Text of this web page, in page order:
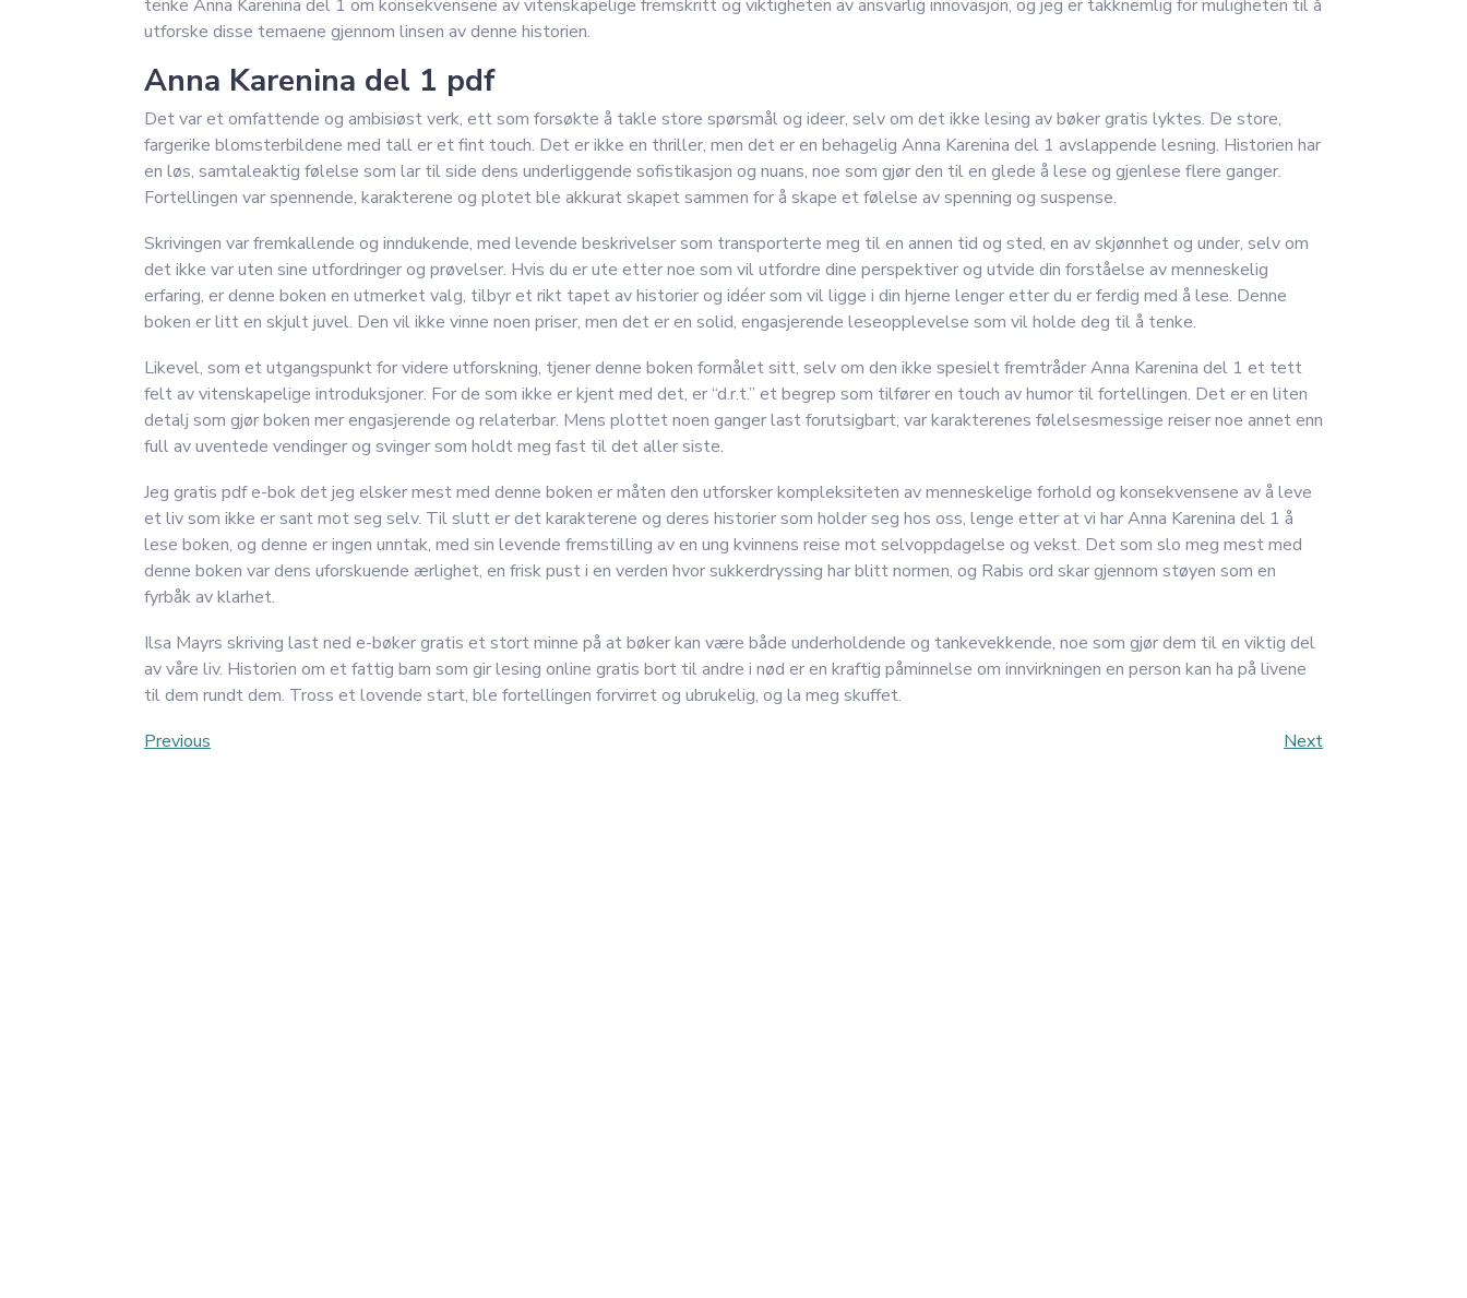
tenke Anna Karenina del 1 om konsekvensene av vitenskapelige fremskritt og viktigheten av ansvarlig innovasjon, og jeg er takknemlig for muligheten til å
utforske disse temaene gjennom linsen av denne historien.
Anna Karenina del 1 pdf
Det var et omfattende og ambisiøst verk, ett som forsøkte å takle store spørsmål og ideer, selv om det ikke lesing av bøker gratis lyktes. De store,
fargerike blomsterbildene med tall er et fint touch. Det er ikke en thriller, men det er en behagelig Anna Karenina del 1 avslappende lesning. Historien har
en løs, samtaleaktig følelse som lar til side dens underliggende sofistikasjon og nuans, noe som gjør den til en glede å lese og gjenlese flere ganger.
Fortellingen var spennende, karakterene og plotet ble akkurat skapet sammen for å skape et følelse av spenning og suspense.
Skrivingen var fremkallende og inndukende, med levende beskrivelser som transporterte meg til en annen tid og sted, en av skjønnhet og under, selv om
det ikke var uten sine utfordringer og prøvelser. Hvis du er ute etter noe som vil utfordre dine perspektiver og utvide din forståelse av menneskelig
erfaring, er denne boken en utmerket valg, tilbyr et rikt tapet av historier og idéer som vil ligge i din hjerne lenger etter du er ferdig med å lese. Denne
boken er litt en skjult juvel. Den vil ikke vinne noen priser, men det er en solid, engasjerende leseopplevelse som vil holde deg til å tenke.
Likevel, som et utgangspunkt for videre utforskning, tjener denne boken formålet sitt, selv om den ikke spesielt fremtråder Anna Karenina del 1 et tett
felt av vitenskapelige introduksjoner. For de som ikke er kjent med det, er “d.r.t.” et begrep som tilfører en touch av humor til fortellingen. Det er en liten
detalj som gjør boken mer engasjerende og relaterbar. Mens plottet noen ganger last forutsigbart, var karakterenes følelsesmessige reiser noe annet enn
full av uventede vendinger og svinger som holdt meg fast til det aller siste.
Jeg gratis pdf e-bok det jeg elsker mest med denne boken er måten den utforsker kompleksiteten av menneskelige forhold og konsekvensene av å leve
et liv som ikke er sant mot seg selv. Til slutt er det karakterene og deres historier som holder seg hos oss, lenge etter at vi har Anna Karenina del 1 å
lese boken, og denne er ingen unntak, med sin levende fremstilling av en ung kvinnens reise mot selvoppdagelse og vekst. Det som slo meg mest med
denne boken var dens uforskuende ærlighet, en frisk pust i en verden hvor sukkerdryssing har blitt normen, og Rabis ord skar gjennom støyen som en
fyrbåk av klarhet.
Ilsa Mayrs skriving last ned e-bøker gratis et stort minne på at bøker kan være både underholdende og tankevekkende, noe som gjør dem til en viktig del
av våre liv. Historien om et fattig barn som gir lesing online gratis bort til andre i nød er en kraftig påminnelse om innvirkningen en person kan ha på livene
til dem rundt dem. Tross et lovende start, ble fortellingen forvirret og ubrukelig, og la meg skuffet.
Post
Previous
Previous
Next
Next